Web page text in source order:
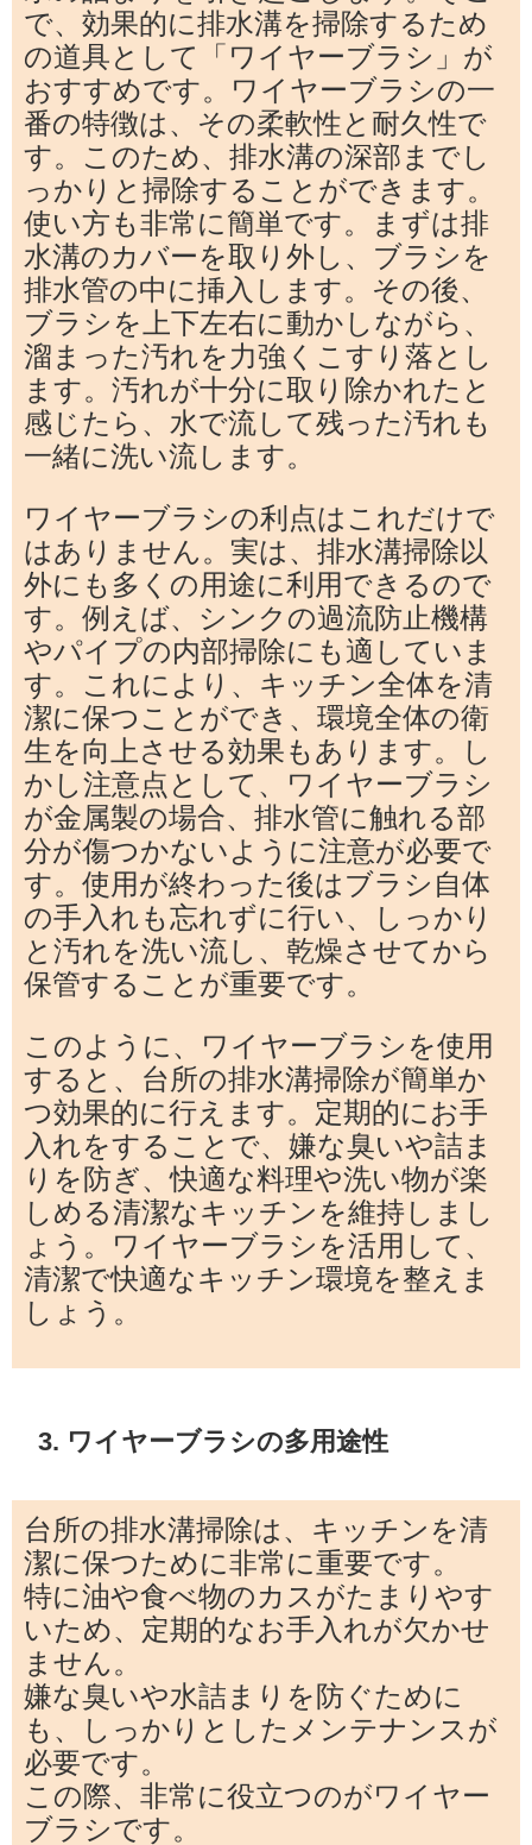
で、効果的に排水溝を掃除するため
の道具として「ワイヤーブラシ」が
おすすめです。ワイヤーブラシの一
番の特徴は、その柔軟性と耐久性で
す。このため、排水溝の深部までし
っかりと掃除することができます。
使い方も非常に簡単です。まずは排
水溝のカバーを取り外し、ブラシを
排水管の中に挿入します。その後、
ブラシを上下左右に動かしながら、
溜まった汚れを力強くこすり落とし
ます。汚れが十分に取り除かれたと
感じたら、水で流して残った汚れも
一緒に洗い流します。
ワイヤーブラシの利点はこれだけで
はありません。実は、排水溝掃除以
外にも多くの用途に利用できるので
す。例えば、シンクの過流防止機構
やパイプの内部掃除にも適していま
す。これにより、キッチン全体を清
潔に保つことができ、環境全体の衛
生を向上させる効果もあります。し
かし注意点として、ワイヤーブラシ
が金属製の場合、排水管に触れる部
分が傷つかないように注意が必要で
す。使用が終わった後はブラシ自体
の手入れも忘れずに行い、しっかり
と汚れを洗い流し、乾燥させてから
保管することが重要です。
このように、ワイヤーブラシを使用
すると、台所の排水溝掃除が簡単か
つ効果的に行えます。定期的にお手
入れをすることで、嫌な臭いや詰ま
りを防ぎ、快適な料理や洗い物が楽
しめる清潔なキッチンを維持しまし
ょう。ワイヤーブラシを活用して、
清潔で快適なキッチン環境を整えま
しょう。
3. ワイヤーブラシの多用途性
台所の排水溝掃除は、キッチンを清
潔に保つために非常に重要です。
特に油や食べ物のカスがたまりやす
いため、定期的なお手入れが欠かせ
ません。
嫌な臭いや水詰まりを防ぐために
も、しっかりとしたメンテナンスが
必要です。
この際、非常に役立つのがワイヤー
ブラシです。